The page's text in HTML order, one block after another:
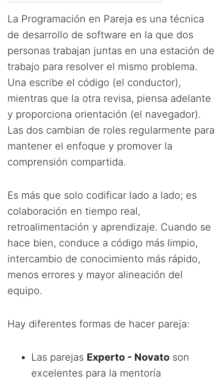
La Programación en Pareja es una técnica
de desarrollo de software en la que dos
personas trabajan juntas en una estación de
trabajo para resolver el mismo problema.
Una escribe el código (el conductor),
mientras que la otra revisa, piensa adelante
y proporciona orientación (el navegador).
Las dos cambian de roles regularmente para
mantener el enfoque y promover la
comprensión compartida.
Es más que solo codificar lado a lado; es
colaboración en tiempo real,
retroalimentación y aprendizaje. Cuando se
hace bien, conduce a código más limpio,
intercambio de conocimiento más rápido,
menos errores y mayor alineación del
equipo.
Hay diferentes formas de hacer pareja:
Las parejas Experto - Novato son
excelentes para la mentoría